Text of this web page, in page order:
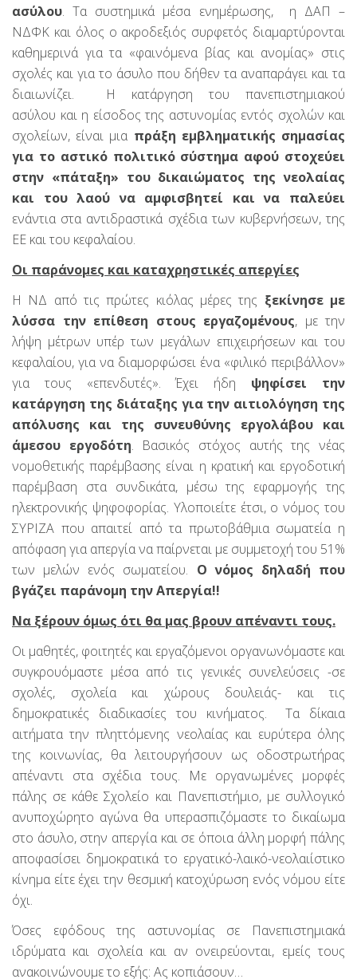
ασύλου. Τα συστημικά μέσα ενημέρωσης, η ΔΑΠ –
ΝΔΦΚ και όλος ο ακροδεξιός συρφετός διαμαρτύρονται
καθημερινά για τα «φαινόμενα βίας και ανομίας» στις
σχολές και για το άσυλο που δήθεν τα αναπαράγει και τα
διαιωνίζει. Η κατάργηση του πανεπιστημιακού
ασύλου και η είσοδος της αστυνομίας εντός σχολών και
σχολείων, είναι μια πράξη εμβληματικής σημασίας
για το αστικό πολιτικό σύστημα αφού στοχεύει
στην «πάταξη» του δικαιώματος της νεολαίας
και του λαού να αμφισβητεί και να παλεύει
ενάντια στα αντιδραστικά σχέδια των κυβερνήσεων, της
ΕΕ και του κεφαλαίου.
Οι παράνομες και καταχρηστικές απεργίες
Η ΝΔ από τις πρώτες κιόλας μέρες της ξεκίνησε με
λύσσα την επίθεση στους εργαζομένους, με την
λήψη μέτρων υπέρ των μεγάλων επιχειρήσεων και του
κεφαλαίου, για να διαμορφώσει ένα «φιλικό περιβάλλον»
για τους «επενδυτές». Έχει ήδη ψηφίσει την
κατάργηση της διάταξης για την αιτιολόγηση της
απόλυσης και της συνευθύνης εργολάβου και
άμεσου εργοδότη. Βασικός στόχος αυτής της νέας
νομοθετικής παρέμβασης είναι η κρατική και εργοδοτική
παρέμβαση στα συνδικάτα, μέσω της εφαρμογής της
ηλεκτρονικής ψηφοφορίας. Υλοποιείτε έτσι, ο νόμος του
ΣΥΡΙΖΑ που απαιτεί από τα πρωτοβάθμια σωματεία η
απόφαση για απεργία να παίρνεται με συμμετοχή του 51%
των μελών ενός σωματείου. Ο νόμος δηλαδή που
βγάζει παράνομη την Απεργία!!
Να ξέρουν όμως ότι θα μας βρουν απέναντι τους.
Οι μαθητές, φοιτητές και εργαζόμενοι οργανωνόμαστε και
συγκρουόμαστε μέσα από τις γενικές συνελεύσεις -σε
σχολές, σχολεία και χώρους δουλειάς- και τις
δημοκρατικές διαδικασίες του κινήματος. Τα δίκαια
αιτήματα την πληττόμενης νεολαίας και ευρύτερα όλης
της κοινωνίας, θα λειτουργήσουν ως οδοστρωτήρας
απέναντι στα σχέδια τους. Με οργανωμένες μορφές
πάλης σε κάθε Σχολείο και Πανεπιστήμιο, με συλλογικό
ανυποχώρητο αγώνα θα υπερασπιζόμαστε το δικαίωμα
στο άσυλο, στην απεργία και σε όποια άλλη μορφή πάλης
αποφασίσει δημοκρατικά το εργατικό-λαικό-νεολαιίστικο
κίνημα είτε έχει την θεσμική κατοχύρωση ενός νόμου είτε
όχι.
Όσες εφόδους της αστυνομίας σε Πανεπιστημιακά
ιδρύματα και σχολεία και αν ονειρεύονται, εμείς τους
ανακοινώνουμε το εξής: Ας κοπιάσουν…